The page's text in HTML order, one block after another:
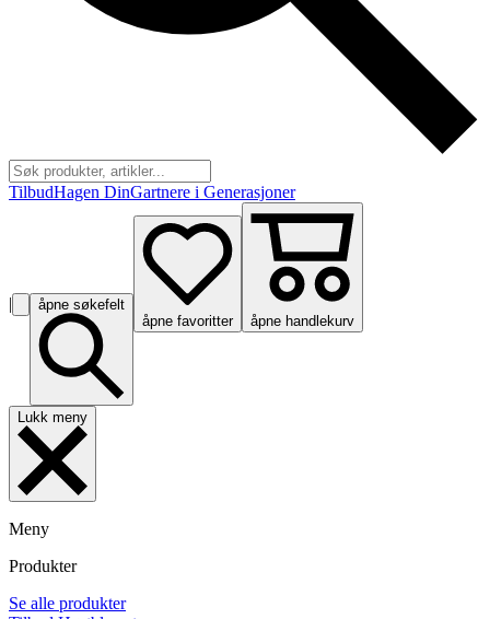
TilbudHagen DinGartnere i Generasjoner
|
åpne søkefelt
åpne favoritter
åpne handlekurv
Lukk meny
Meny
Produkter
Se alle produkter